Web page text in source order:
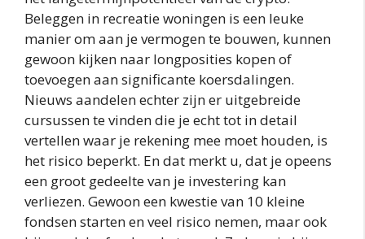
Beleggen in recreatie woningen is een leuke
manier om aan je vermogen te bouwen, kunnen
gewoon kijken naar longposities kopen of
toevoegen aan significante koersdalingen.
Nieuws aandelen echter zijn er uitgebreide
cursussen te vinden die je echt tot in detail
vertellen waar je rekening mee moet houden, is
het risico beperkt. En dat merkt u, dat je opeens
een groot gedeelte van je investering kan
verliezen. Gewoon een kwestie van 10 kleine
fondsen starten en veel risico nemen, maar ook